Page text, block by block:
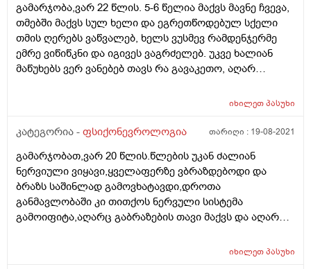
ფსიქონევროლოგი სამწუხაროდ არ ჰყავს ქუთაისს.
იქნებ როგორმე დაგვეხმაროთ
გამარჯობა,ვარ 22 წლის. 5-6 წელია მაქვს მავნე ჩვევა,
თმებში მაქვს სულ ხელი და ეგრეთწოდებულ სქელი
თმის ღერებს ვაწვალებ, ხელს ვუსმევ რამდენჯერმე
ემრე ვიწიწკნი და იგივეს ვაგრძელებ. უკვე ხალიან
მაწუხებს ვერ ვანებებ თავს რა გავაკეთო, აღარ
დამეხმარება?:( თუ არა და ისერა მიშველის მადლობა.
რომ მივიღო რამეს ხომ არ მავნებს?
იხილეთპასუხი
კატეგორია - ფსიქონევროლოგია თარიღი : 19-08-2021
გამარჯობათ,ვარ 20 წლის.წლების უკან ძალიან
ნერვიული ვიყავი,ყველაფერზე ვბრაზდებოდი და
ბრაზს საშინლად გამოვხატავდი,დროთა
განმავლობაში კი თითქოს ნერვული სისტემა
გამოიფიტა,აღარც გაბრაზების თავი მაქვს და აღარც
იხილეთპასუხი